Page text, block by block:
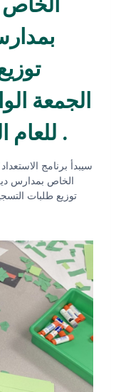
للعام الدراسي ٢٠٢٥ -٢٠٢٤ .
سيبدأ برنامج الاستعداد